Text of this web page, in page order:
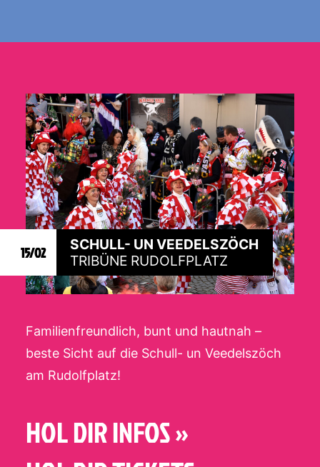
15/02
SCHULL- UN VEEDELSZÖCH
TRIBÜNE RUDOLFPLATZ
Familienfreundlich, bunt und hautnah –
beste Sicht auf die Schull- un Veedelszöch
am Rudolfplatz!
HOL DIR INFOS »